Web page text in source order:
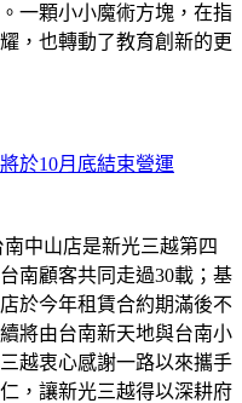
一顆小小魔術方塊，在指
，也轉動了教育創新的更
於10月底結束營運
中山店是新光三越第四
南顧客共同走過30載；基
於今年租賃合約期滿後不
將由台南新天地與台南小
越衷心感謝一路以來攜手
，讓新光三越得以深耕府